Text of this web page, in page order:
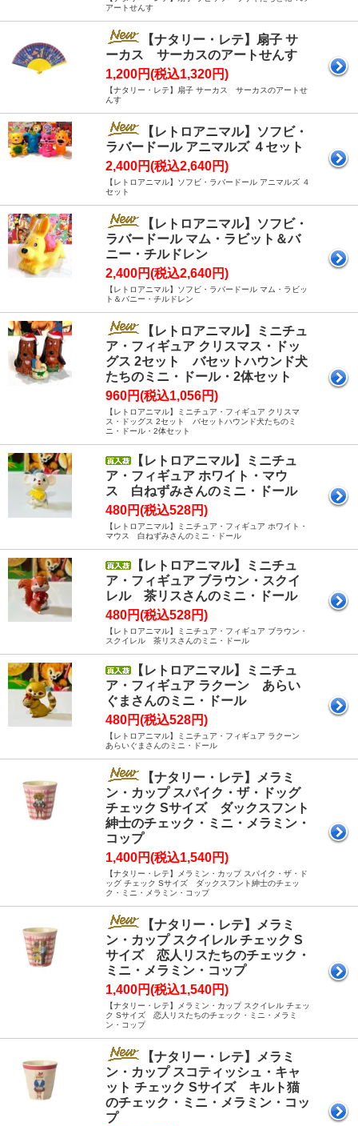
アートせんす
【ナタリー・レテ】扇子 サ
ーカス サーカスのアートせんす
1,200円(税込1,320円)
【ナタリー・レテ】扇子 サーカス サーカスのアートせ
んす
【レトロアニマル】ソフビ・
ラバードール アニマルズ ４セット
2,400円(税込2,640円)
【レトロアニマル】ソフビ・ラバードール アニマルズ ４
セット
【レトロアニマル】ソフビ・
ラバードール マム・ラビット＆バ
ニー・チルドレン
2,400円(税込2,640円)
【レトロアニマル】ソフビ・ラバードール マム・ラビッ
ト＆バニー・チルドレン
【レトロアニマル】ミニチュ
ア・フィギュア クリスマス・ドッ
グス 2セット バセットハウンド犬
たちのミニ・ドール・2体セット
960円(税込1,056円)
【レトロアニマル】ミニチュア・フィギュア クリスマ
ス・ドッグス 2セット バセットハウンド犬たちのミ
ニ・ドール・2体セット
【レトロアニマル】ミニチュ
ア・フィギュア ホワイト・マウ
ス 白ねずみさんのミニ・ドール
480円(税込528円)
【レトロアニマル】ミニチュア・フィギュア ホワイト・
マウス 白ねずみさんのミニ・ドール
【レトロアニマル】ミニチュ
ア・フィギュア ブラウン・スクイ
レル 茶リスさんのミニ・ドール
480円(税込528円)
【レトロアニマル】ミニチュア・フィギュア ブラウン・
スクイレル 茶リスさんのミニ・ドール
【レトロアニマル】ミニチュ
ア・フィギュア ラクーン あらい
ぐまさんのミニ・ドール
480円(税込528円)
【レトロアニマル】ミニチュア・フィギュア ラクーン
あらいぐまさんのミニ・ドール
【ナタリー・レテ】メラミ
ン・カップ スパイク・ザ・ドッグ
チェック Sサイズ ダックスフント
紳士のチェック・ミニ・メラミン・
コップ
1,400円(税込1,540円)
【ナタリー・レテ】メラミン・カップ スパイク・ザ・ド
ッグ チェック Sサイズ ダックスフント紳士のチェッ
ク・ミニ・メラミン・コップ
【ナタリー・レテ】メラミ
ン・カップ スクイレル チェック S
サイズ 恋人リスたちのチェック・
ミニ・メラミン・コップ
1,400円(税込1,540円)
【ナタリー・レテ】メラミン・カップ スクイレル チェッ
ク Sサイズ 恋人リスたちのチェック・ミニ・メラミ
ン・コップ
【ナタリー・レテ】メラミ
ン・カップ スコティッシュ・キャ
ット チェック Sサイズ キルト猫
のチェック・ミニ・メラミン・コッ
プ